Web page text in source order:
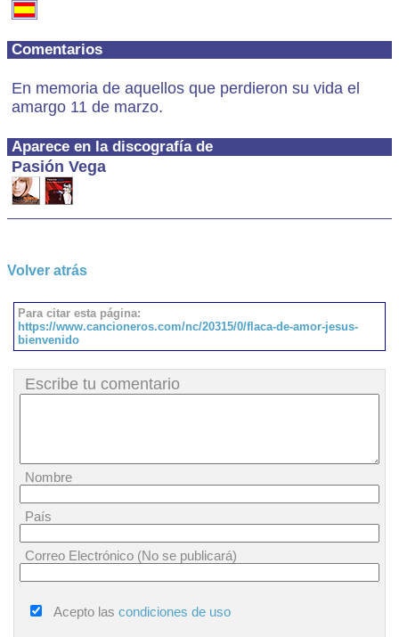
Comentarios
En memoria de aquellos que perdieron su vida el
amargo 11 de marzo.
Aparece en la discografía de
Pasión Vega
Volver atrás
Para citar esta página:
https://www.cancioneros.com/nc/20315/0/flaca-de-amor-jesus-
bienvenido
Escribe tu comentario
Nombre
País
Correo Electrónico (No se publicará)
Acepto las condiciones de uso